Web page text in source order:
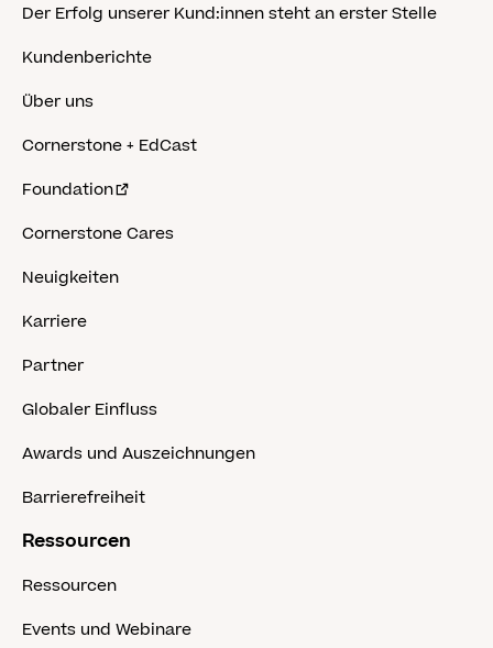
Der Erfolg unserer Kund:innen steht an erster Stelle
Kundenberichte
Über uns
Cornerstone + EdCast
Foundation
Cornerstone Cares
Neuigkeiten
Karriere
Partner
Globaler Einfluss
Awards und Auszeichnungen
Barrierefreiheit
Ressourcen
Ressourcen
Events und Webinare